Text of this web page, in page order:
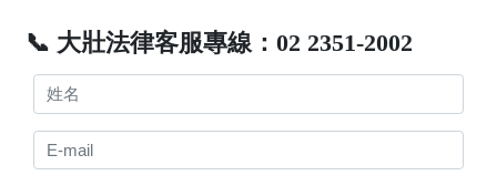
📞 大壯法律客服專線：02 2351-2002